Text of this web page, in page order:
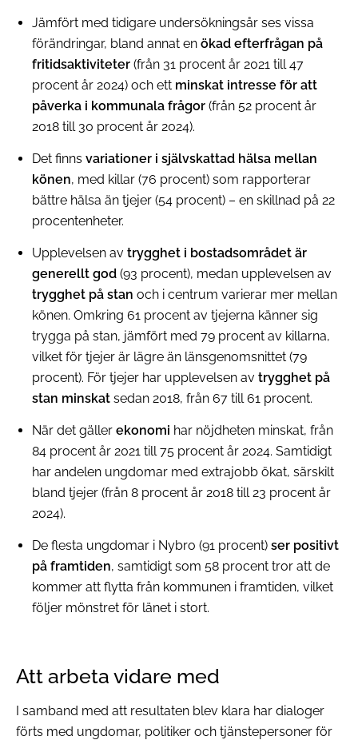
Jämfört med tidigare undersökningsår ses vissa
förändringar, bland annat en ökad efterfrågan på
fritidsaktiviteter (från 31 procent år 2021 till 47
procent år 2024) och ett minskat intresse för att
påverka i kommunala frågor (från 52 procent år
2018 till 30 procent år 2024).
Det finns variationer i självskattad hälsa mellan
könen, med killar (76 procent) som rapporterar
bättre hälsa än tjejer (54 procent) – en skillnad på 22
procentenheter.
Upplevelsen av trygghet i bostadsområdet är
generellt god (93 procent), medan upplevelsen av
trygghet på stan och i centrum varierar mer mellan
könen. Omkring 61 procent av tjejerna känner sig
trygga på stan, jämfört med 79 procent av killarna,
vilket för tjejer är lägre än länsgenomsnittet (79
procent). För tjejer har upplevelsen av trygghet på
stan minskat sedan 2018, från 67 till 61 procent.
När det gäller ekonomi har nöjdheten minskat, från
84 procent år 2021 till 75 procent år 2024. Samtidigt
har andelen ungdomar med extrajobb ökat, särskilt
bland tjejer (från 8 procent år 2018 till 23 procent år
2024).
De flesta ungdomar i Nybro (91 procent) ser positivt
på framtiden, samtidigt som 58 procent tror att de
kommer att flytta från kommunen i framtiden, vilket
följer mönstret för länet i stort.
Att arbeta vidare med
I samband med att resultaten blev klara har dialoger
förts med ungdomar, politiker och tjänstepersoner för